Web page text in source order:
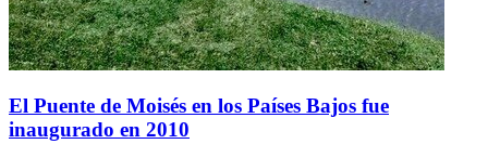
El Puente de Moisés en los Países Bajos fue
inaugurado en 2010